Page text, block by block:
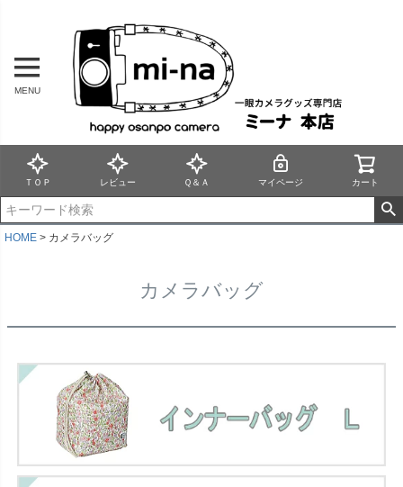
MENU
ＴＯＰ レビュー Ｑ＆Ａ マイページ カート
HOME カメラバッグ
カメラバッグ